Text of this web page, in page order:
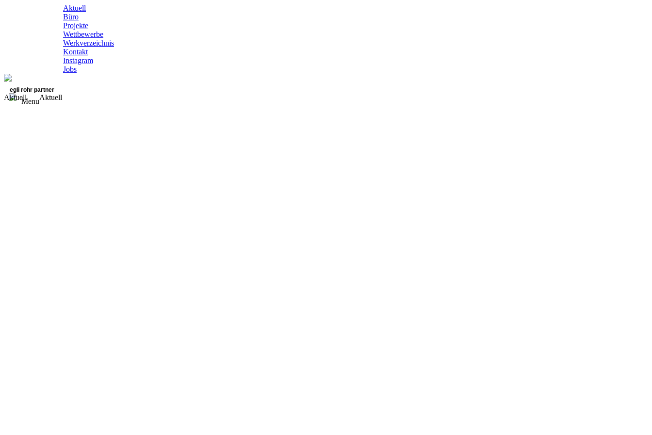
Aktuell
Büro
Projekte
Wettbewerbe
Werkverzeichnis
Kontakt
Instagram
Jobs
egli rohr partner
Menu
Aktuell Aktuell